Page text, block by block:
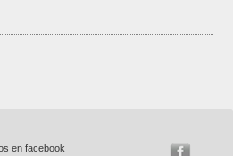
en facebook